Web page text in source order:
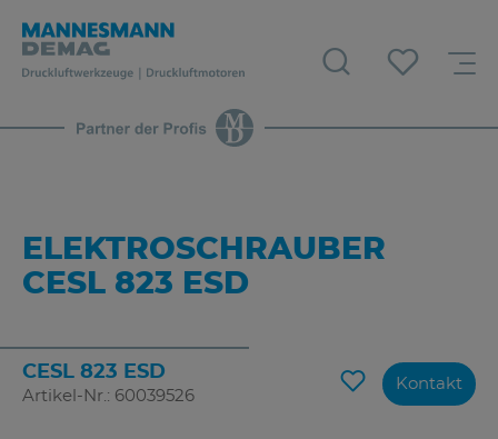
ELEKTROSCHRAUBER
CESL 823 ESD
CESL 823 ESD
Artikel-Nr.: 60039526
Kontakt